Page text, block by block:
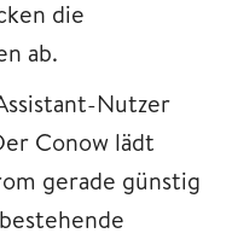
die
ab.
Nutzer
Conow lädt
gerade günstig